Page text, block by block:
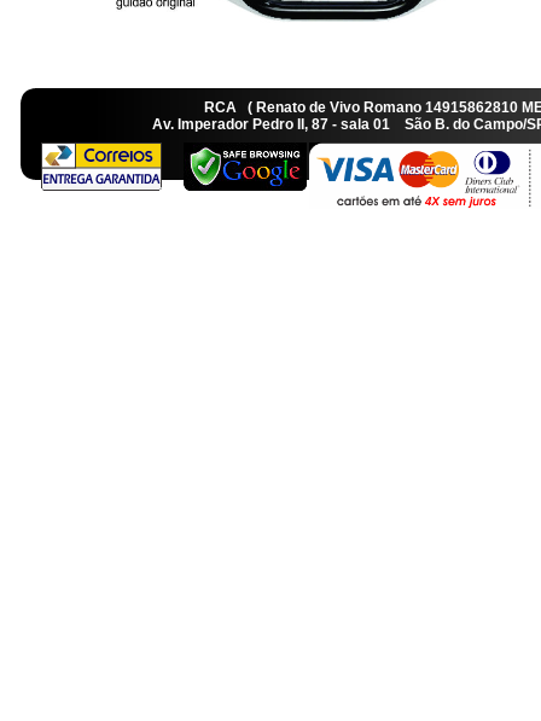
RCA ( Renato de Vivo Romano
Av. Imperador Pedro II, 87 - sala 01 São B. do